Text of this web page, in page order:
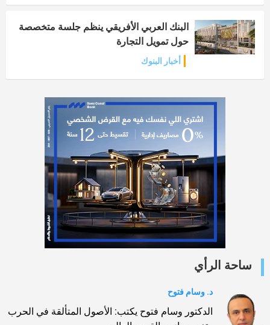
البنك العربي الأفريقي ينظم جلسة متخصصة
حول تمويل التجارة
أخبار البنوك
ساحة الرأي
د. وسام فتوح
الدكتور وسام فتوح يكتب: الأصول المتألقة في الحرب